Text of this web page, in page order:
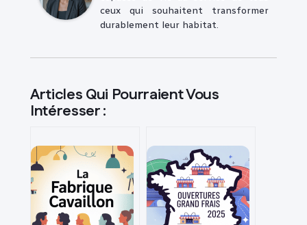
ceux qui souhaitent transformer
durablement leur habitat.
Articles Qui Pourraient Vous
Intéresser :